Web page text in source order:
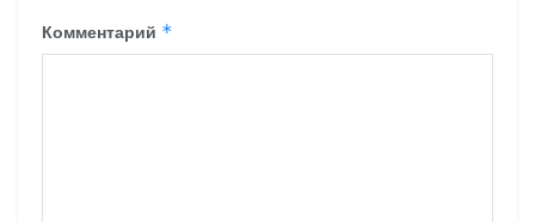
Комментарий *